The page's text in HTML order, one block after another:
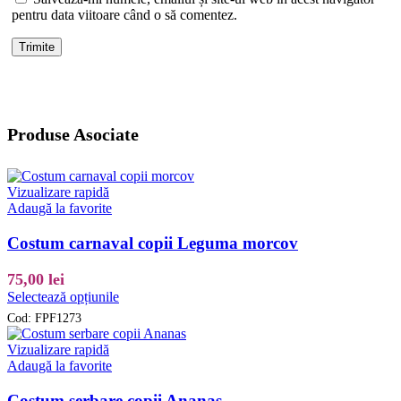
pentru data viitoare când o să comentez.
Produse Asociate
Vizualizare rapidă
Adaugă la favorite
Costum carnaval copii Leguma morcov
75,00 lei
Selectează opțiunileAcest
are
mai
Opțiunile
Cod: FPF1273
Vizualizare rapidă
Adaugă la favorite